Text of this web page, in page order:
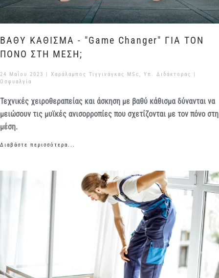
ΒΑΘΥ ΚΑΘΙΣΜΑ - "Game Changer" ΓΙΑ ΤΟΝ
ΠΟΝΟ ΣΤΗ ΜΕΣΗ;
24 Μαΐου 2023
| Χαράλαμπος Τιγγινάγκας MSc, Υπ. Διδάκτορας |
Οσφυαλγία
Τεχνικές χειροθεραπείας και άσκηση με βαθύ κάθισμα δύνανται να
μειώσουν τις μυϊκές ανισορροπίες που σχετίζονται με τον πόνο στη
μέση.
Διαβάστε περισσότερα...